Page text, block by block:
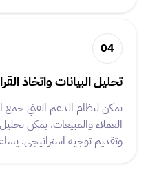
04
تحليل البيانات واتخاذ
يمكن لنظام الدعم الفني
العملاء والمبيعات. يمكن
وتقديم توجيه استراتيجي.